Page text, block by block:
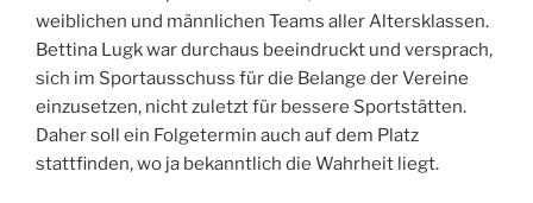
weiblichen und männlichen Teams aller Altersklassen.
Bettina Lugk war durchaus beeindruckt und versprach,
sich im Sportausschuss für die Belange der Vereine
einzusetzen, nicht zuletzt für bessere Sportstätten.
Daher soll ein Folgetermin auch auf dem Platz
stattfinden, wo ja bekanntlich die Wahrheit liegt.